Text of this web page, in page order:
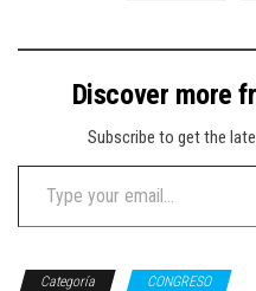
Discover more
Subscribe to get the
Type your email…
Categoría CONGRESO